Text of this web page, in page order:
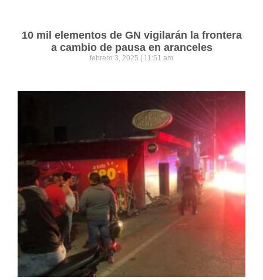
10 mil elementos de GN vigilarán la frontera
a cambio de pausa en aranceles
febrero 3, 2025 11:51 am